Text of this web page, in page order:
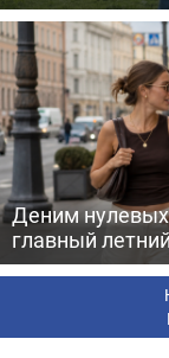
Деним
главный